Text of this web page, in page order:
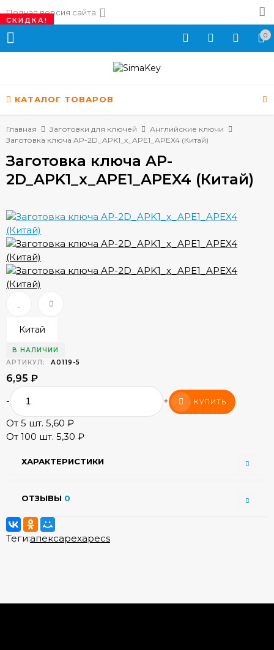
Полная версия сайта
0
КАТАЛОГ ТОВАРОВ
Главная Заготовки для ключей
Английские ключи
Заготовка ключа AP-2D_APK1_x_APE1_APEX4 (Китай)
Заготовка ключа AP-
2D_APK1_x_APE1_APEX4 (Китай)
СКИДКА!
Китай
В НАЛИЧИИ
АРТИКУЛ:
А0119-5
6,95 ₽
-
+ КУПИТЬ
От 5 шт. 5,60 ₽
От 100 шт. 5,30 ₽
ХАРАКТЕРИСТИКИ
ОТЗЫВЫ 0
Теги:апексapexapecs